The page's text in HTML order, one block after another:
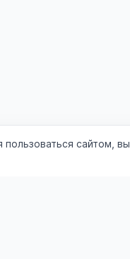
сайтом, вы